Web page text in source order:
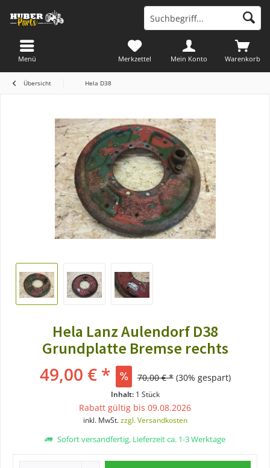
Warenkorb
Merkzettel Mein Konto
Menü
Übersicht Hela D38
Hela Lanz Aulendorf D38
Grundplatte Bremse rechts
49,00 € * 70,00 € * (30% gespart)
Inhalt: 1 Stück
Rabatt gültig bis 09.08.2026
inkl. MwSt.zzgl. Versandkosten
Sofort versandfertig, Lieferzeit ca. 1-3 Werktage